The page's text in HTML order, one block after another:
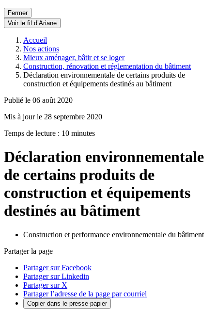
Fermer
Voir le fil d’Ariane
Accueil
Nos actions
Mieux aménager, bâtir et se loger
Construction, rénovation et réglementation du bâtiment
Déclaration environnementale de certains produits de
construction et équipements destinés au bâtiment
Publié le 06 août 2020
Mis à jour le 28 septembre 2020
Temps de lecture : 10 minutes
Déclaration environnementale
de certains produits de
construction et équipements
destinés au bâtiment
Construction et performance environnementale du bâtiment
Partager la page
Partager sur Facebook
Partager sur Linkedin
Partager sur X
Partager l’adresse de la page par courriel
Copier dans le presse-papier